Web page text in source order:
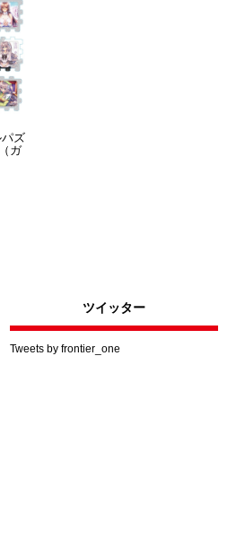
ズ
ガ
ツイッター
Tweets by frontier_one